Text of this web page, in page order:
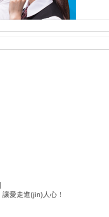
走進(jìn)人心！